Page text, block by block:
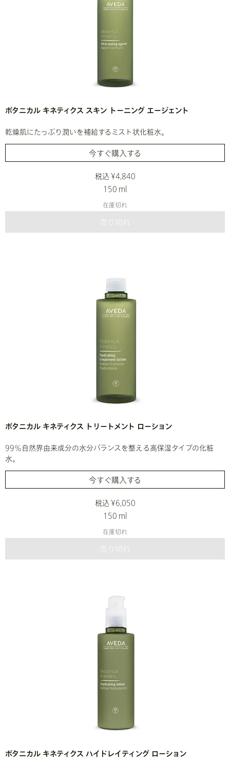
ボタニカル キネティクス スキン トーニング エージェント
乾燥肌にたっぷり潤いを補給するミスト状化粧水。
今すぐ購入する
税込 ¥4,840
150 ml
在庫切れ
売り切れ
ボタニカル キネティクス トリートメント ローション
99％自然界由来成分の水分バランスを整える高保湿タイプの化粧
水。
今すぐ購入する
税込 ¥6,050
150 ml
在庫切れ
売り切れ
ボタニカル キネティクス ハイドレイティング ローション